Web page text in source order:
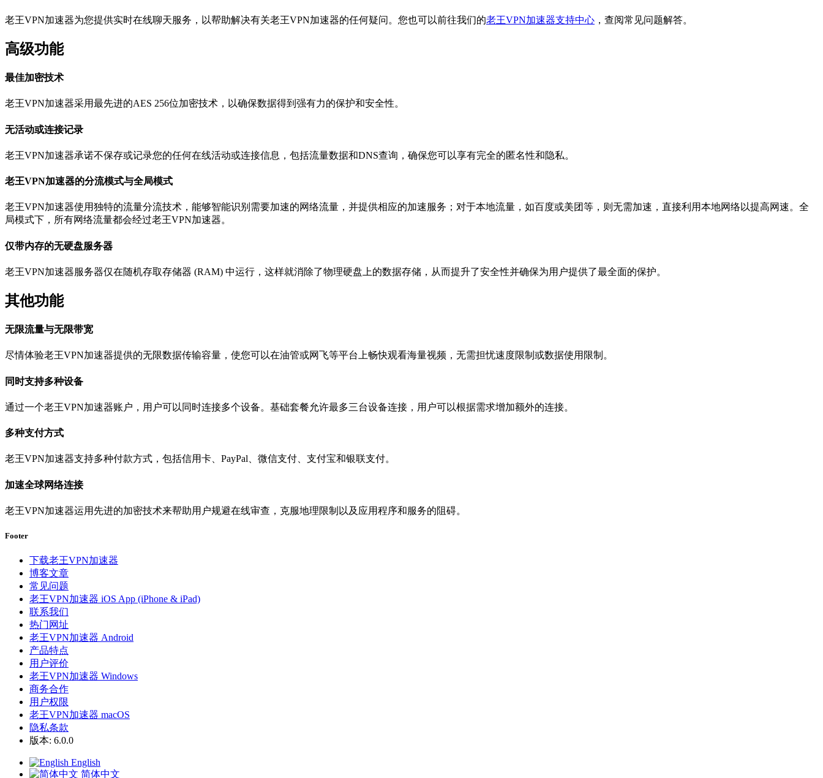
老王VPN加速器为您提供实时在线聊天服务，以帮助解决有关老王VPN加速器的任何疑问。您也可以前往我们的老王VPN加速器支持中心 ，查阅常见问题解答。
高级功能
最佳加密技术
老王VPN加速器采用最先进的AES 256位加密技术，以确保数据得到强有力的保护和安全性。
无活动或连接记录
老王VPN加速器承诺不保存或记录您的任何在线活动或连接信息，包括流量数据和DNS查询，确保您可以享有完全的匿名性和隐私。
老王VPN加速器的分流模式与全局模式
老王VPN加速器使用独特的流量分流技术，能够智能识别需要加速的网络流量，并提供相应的加速服务；对于本地流量，如百度或美团等，则无需加速，直接利用本地网络以提高网速。全
局模式下，所有网络流量都会经过老王VPN加速器。
仅带内存的无硬盘服务器
老王VPN加速器服务器仅在随机存取存储器 (RAM) 中运行，这样就消除了物理硬盘上的数据存储，从而提升了安全性并确保为用户提供了最全面的保护。
其他功能
无限流量与无限带宽
尽情体验老王VPN加速器提供的无限数据传输容量，使您可以在油管或网飞等平台上畅快观看海量视频，无需担忧速度限制或数据使用限制。
同时支持多种设备
通过一个老王VPN加速器账户，用户可以同时连接多个设备。基础套餐允许最多三台设备连接，用户可以根据需求增加额外的连接。
多种支付方式
老王VPN加速器支持多种付款方式，包括信用卡、PayPal、微信支付、支付宝和银联支付。
加速全球网络连接
老王VPN加速器运用先进的加密技术来帮助用户规避在线审查，克服地理限制以及应用程序和服务的阻碍。
Footer
下载老王VPN加速器
博客文章
常见问题
老王VPN加速器 iOS App (iPhone & iPad)
联系我们
热门网址
老王VPN加速器 Android
产品特点
用户评价
老王VPN加速器 Windows
商务合作
用户权限
老王VPN加速器 macOS
隐私条款
版本: 6.0.0
English
简体中文